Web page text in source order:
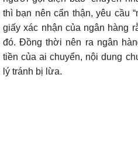
thì bạn nên cẩn thận, yêu cầu
giấy xác nhận của ngân hàng
đó. Đồng thời nên ra ngân
tiền của ai chuyển, nội dung
lý tránh bị lừa.